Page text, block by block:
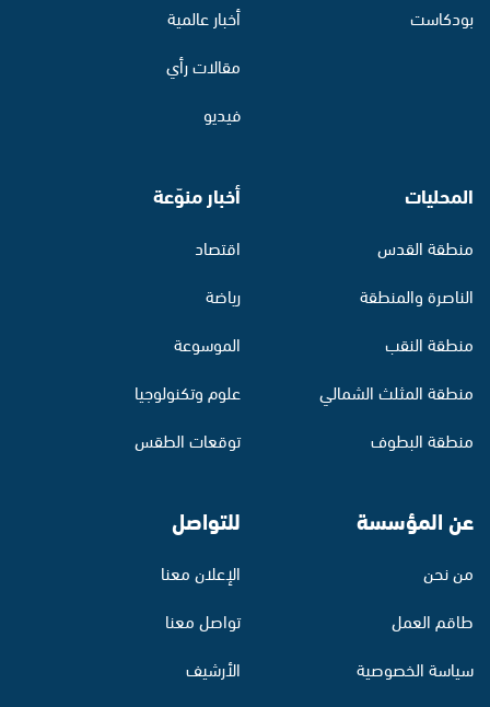
بودكاست
أخبار عالمية
مقالات رأي
فيديو
المحليات
منطقة القدس
الناصرة والمنطقة
منطقة النقب
منطقة المثلث الشمالي
منطقة البطوف
أخبار منوّعة
اقتصاد
رياضة
الموسوعة
علوم وتكنولوجيا
توقعات الطقس
عن المؤسسة
من نحن
طاقم العمل
سياسة الخصوصية
للتواصل
الإعلان معنا
تواصل معنا
الأرشيف